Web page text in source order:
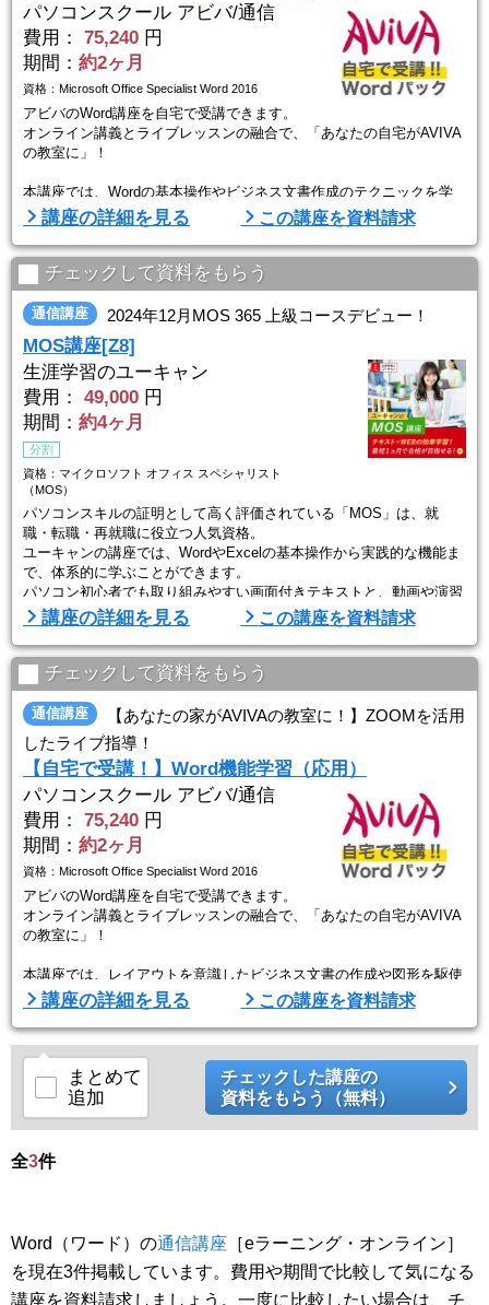
パソコンスクール アビバ/通信
費用：
75,240 円
期間： 約2ヶ月
資格：Microsoft Office Specialist Word 2016
アビバのWord講座を自宅で受講できます。
オンライン講義とライブレッスンの融合で、「あなたの自宅がAVIVA
の教室に」！
本講座では、Wordの基本操作やビジネス文書作成のテクニックを学
習。
着実な基礎スキルの習得を目指します。
授業形式は、「インプット映像視聴＆課題演習→個別フィードバッ
ク」。
課題演習時は講師とマンツーマン状態！
操作のフィードバックやポイントのアドバイスがみっちり受けられま
す。
また、オンライン講義時もチャット・音声で質問できますので「ただ
聞くだけ」のオンデマンド講 ...
講座の詳細を見る この講座を資料請求
チェックして資料をもらう
通信講座 2024年12月MOS 365 上級コースデビュー！
MOS講座[Z8]
生涯学習のユーキャン
費用：
49,000 円
期間： 約4ヶ月
分割
資格：マイクロソフト オフィス スペシャリスト
（MOS）
パソコンスキルの証明として高く評価されている「MOS」は、就
職・転職・再就職に役立つ人気資格。
ユーキャンの講座では、WordやExcelの基本操作から実践的な機能ま
で、体系的に学ぶことができます。
パソコン初心者でも取り組みやすい画面付きテキストと、動画や演習
問題がセットになった教材構成。説明のステップを細かくし、Word
やExcelの学習が初心者でも無理なく理解できるよう、丁寧な解説を
心がけています。
また、実際のパソコン画面の図を大きく載せ、操作をイメージしやす
いようになっています。
スム ...
講座の詳細を見る この講座を資料請求
チェックして資料をもらう
通信講座
【あなたの家がAVIVAの教室に！】ZOOMを活用
したライブ指導！
【自宅で受講！】Word機能学習（応用）
パソコンスクール アビバ/通信
費用：
75,240 円
期間： 約2ヶ月
資格：Microsoft Office Specialist Word 2016
アビバのWord講座を自宅で受講できます。
オンライン講義とライブレッスンの融合で、「あなたの自宅がAVIVA
の教室に」！
本講座では、レイアウトを意識したビジネス文書の作成や図形を駆使
した文書作成のテクニックを学習。
ビジネスで使える応用スキルの習得を目指します。
授業形式は、「インプット映像視聴＆課題演習→個別フィードバッ
ク」。
課題演習時は講師とマンツーマン状態！
操作のフィードバックやポイントのアドバイスがみっちり受けられま
す。
また、オンライン講義時もチャット・音声で質問できます ...
講座の詳細を見る この講座を資料請求
まとめて
追加
チェックした講座の
資料をもらう（無料）
全3件
Word（ワード）の通信講座 ［eラーニング・オンライン］
を現在3件掲載しています。費用や期間で比較して気になる
講座を資料請求しましょう。一度に比較したい場合は、チ